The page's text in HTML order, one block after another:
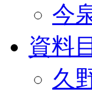
今
資料
久